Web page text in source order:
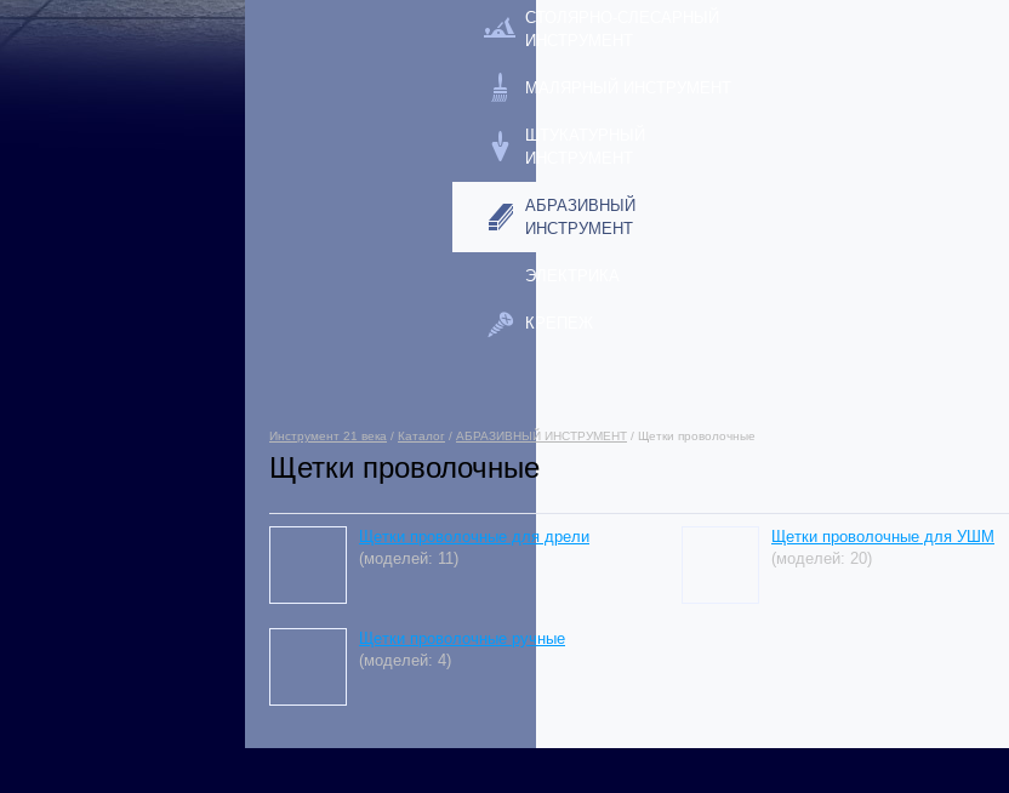
СТОЛЯРНО-СЛЕСАРНЫЙ
ИНСТРУМЕНТ
МАЛЯРНЫЙ ИНСТРУМЕНТ
ШТУКАТУРНЫЙ
ИНСТРУМЕНТ
АБРАЗИВНЫЙ
ИНСТРУМЕНТ
ЭЛЕКТРИКА
КРЕПЕЖ
Инструмент 21 века / Каталог / АБРАЗИВНЫЙ ИНСТРУМЕНТ / Щетки проволочные
Щетки проволочные
Щетки проволочные для дрели
(моделей: 11)
Щетки проволочные для УШМ
(моделей: 20)
Щетки проволочные ручные
(моделей: 4)